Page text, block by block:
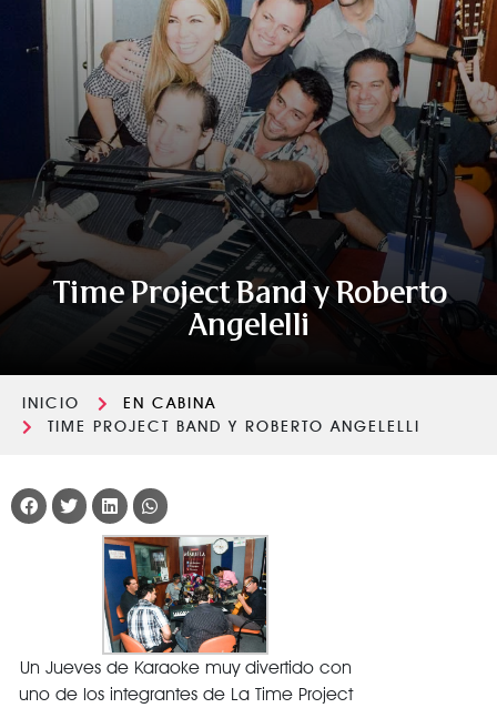
Time Project Band y Roberto
Angelelli
INICIO
EN CABINA
TIME PROJECT BAND Y ROBERTO ANGELELLI
Un Jueves de Karaoke muy divertido con
uno de los integrantes de La Time Project